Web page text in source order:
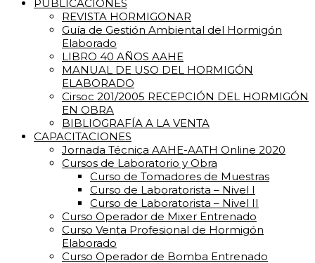
PUBLICACIONES
REVISTA HORMIGONAR
Guía de Gestión Ambiental del Hormigón
Elaborado
LIBRO 40 AÑOS AAHE
MANUAL DE USO DEL HORMIGÓN
ELABORADO
Cirsoc 201/2005 RECEPCIÓN DEL HORMIGÓN
EN OBRA
BIBLIOGRAFÍA A LA VENTA
CAPACITACIONES
Jornada Técnica AAHE-AATH Online 2020
Cursos de Laboratorio y Obra
Curso de Tomadores de Muestras
Curso de Laboratorista – Nivel I
Curso de Laboratorista – Nivel II
Curso Operador de Mixer Entrenado
Curso Venta Profesional de Hormigón
Elaborado
Curso Operador de Bomba Entrenado